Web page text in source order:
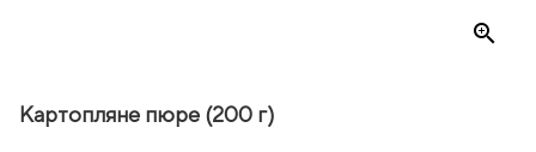
zoom_in
Картопляне пюре (200 г)